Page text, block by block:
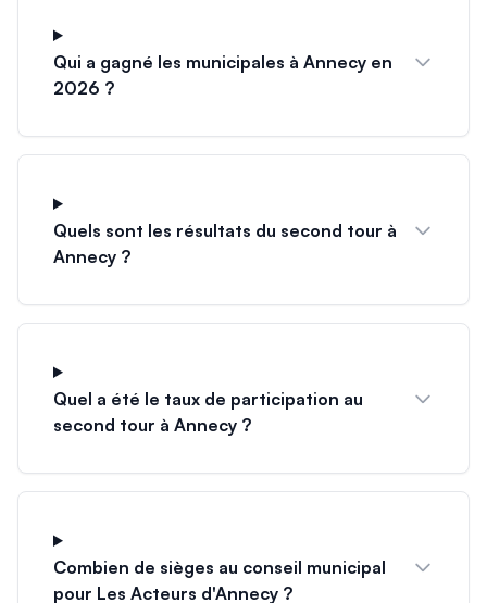
Qui a gagné les municipales à Annecy en
2026 ?
Quels sont les résultats du second tour à
Annecy ?
Quel a été le taux de participation au
second tour à Annecy ?
Combien de sièges au conseil municipal
pour Les Acteurs d'Annecy ?